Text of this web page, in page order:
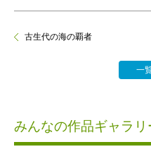
古生代の海の覇者
一
みんなの作品ギャラリ